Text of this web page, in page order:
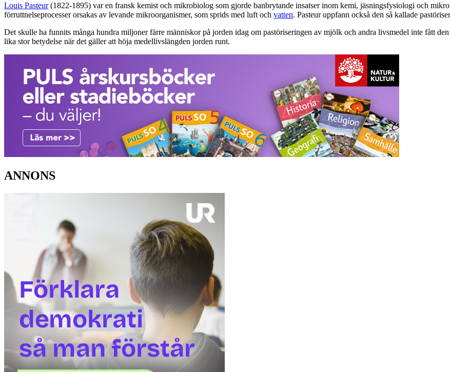
Louis Pasteur(1822-1895) var en fransk kemist och mikrobiolog som gjorde banbrytande insatser inom kemi, jäsningsfysiologi och
förruttnelseprocesser orsakas av levande mikroorganismer, som sprids med luft och vatten. Pasteur uppfann också den så kallade
Det skulle ha funnits många hundra miljoner färre människor på jorden idag om pastöriseringen av mjölk och andra livsmedel inte fått
lika stor betydelse när det gäller att höja medellivslängden jorden runt.
ANNONS